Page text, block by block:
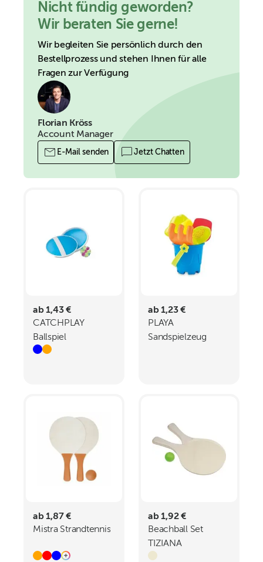
Nicht fündig geworden?
Wir beraten Sie gerne!
Wir begleiten Sie persönlich durch den
Bestellprozess und stehen Ihnen für alle
Fragen zur Verfügung
Florian Kröss
Account Manager
E-Mail senden Jetzt Chatten
ab 1,43 €
CATCHPLAY
Ballspiel
ab 1,23 €
PLAYA
Sandspielzeug
ab 1,87 €
Mistra Strandtennis
ab 1,92 €
Beachball Set
TIZIANA